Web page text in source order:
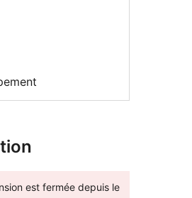
est fermée depuis le